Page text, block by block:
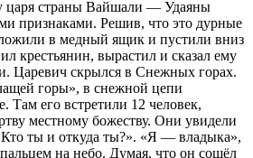
страны Вайшали — Удаяны
признаками. Решив, что это дурные
в медный ящик и пустили вниз
крестьянин, вырастил и сказал ему
Царевич скрылся в Снежных горах.
горы», в снежной цепи
Там его встретили 12 человек,
местному божеству. Они увидели
ты и откуда ты?». «Я — владыка»,
на небо. Думая, что он сошёл